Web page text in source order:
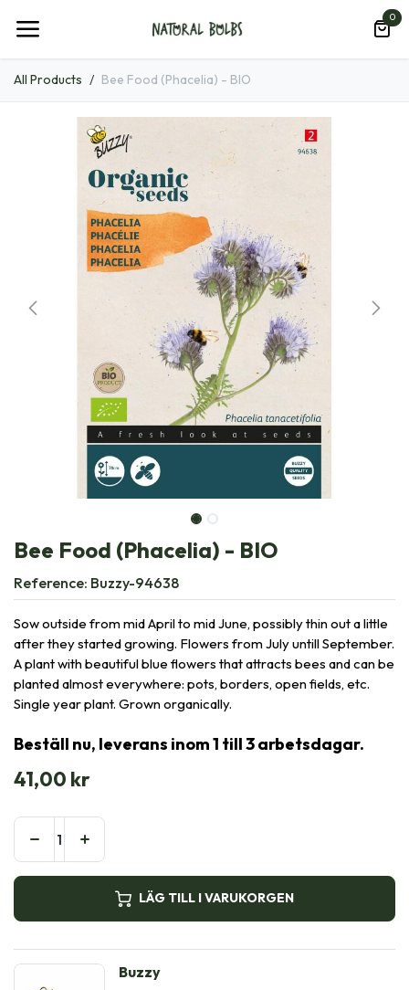
0
All Products Bee Food (Phacelia) - BIO
Bee Food (Phacelia) - BIO
Reference: Buzzy-94638
Sow outside from mid April to mid June, possibly thin out a little
after they started growing. Flowers from July untill September.
A plant with beautiful blue flowers that attracts bees and can be
planted almost everywhere: pots, borders, open fields, etc.
Single year plant. Grown organically.
Beställ nu, leverans inom 1 till 3 arbetsdagar.
41,00 kr
LÄG TILL I VARUKORGEN
Buzzy